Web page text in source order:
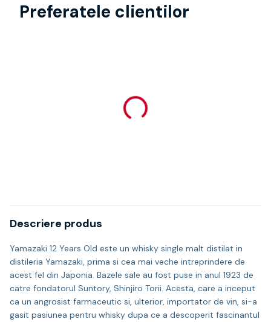
Preferatele clientilor
Descriere produs
Yamazaki 12 Years Old este un whisky single malt distilat in
distileria Yamazaki, prima si cea mai veche intreprindere de
acest fel din Japonia. Bazele sale au fost puse in anul 1923 de
catre fondatorul Suntory, Shinjiro Torii. Acesta, care a inceput
ca un angrosist farmaceutic si, ulterior, importator de vin, si-a
gasit pasiunea pentru whisky dupa ce a descoperit fascinantul